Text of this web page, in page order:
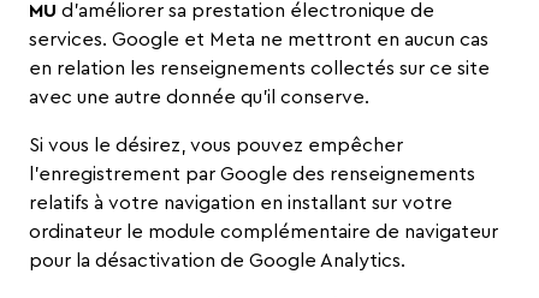
MU d’améliorer sa prestation électronique de
services. Google et Meta ne mettront en aucun cas
en relation les renseignements collectés sur ce site
avec une autre donnée qu’il conserve.
Si vous le désirez, vous pouvez empêcher
l’enregistrement par Google des renseignements
relatifs à votre navigation en installant sur votre
ordinateur le module complémentaire de navigateur
pour la désactivation de Google Analytics.